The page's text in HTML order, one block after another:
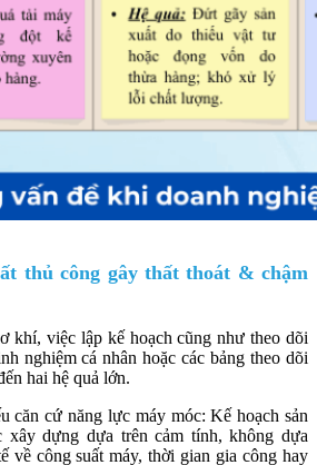
thủ công gây thất thoát & chậm
khí, việc lập kế hoạch cũng như theo dõi
nghiệm cá nhân hoặc các bảng theo dõi
hai hệ quả lớn.
căn cứ năng lực máy móc: Kế hoạch sản
xây dựng dựa trên cảm tính, không dựa
về công suất máy, thời gian gia công hay